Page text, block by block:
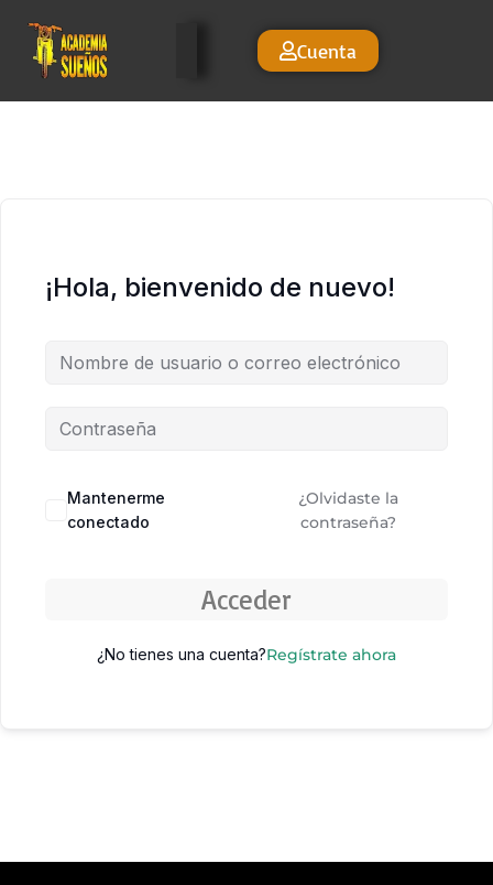
Cuenta
¡Hola, bienvenido de nuevo!
Mantenerme
conectado
¿Olvidaste la
contraseña?
Acceder
¿No tienes una cuenta?Regístrate ahora